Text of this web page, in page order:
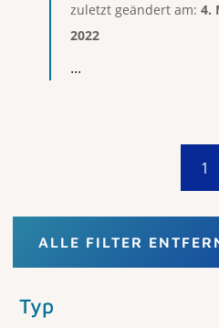
zuletzt geändert am: 4.
2022
...
1
ALLE FILTER
Typ